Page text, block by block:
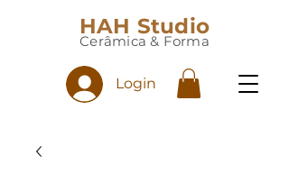
HAH Studio
Cerâmica & Forma
Login